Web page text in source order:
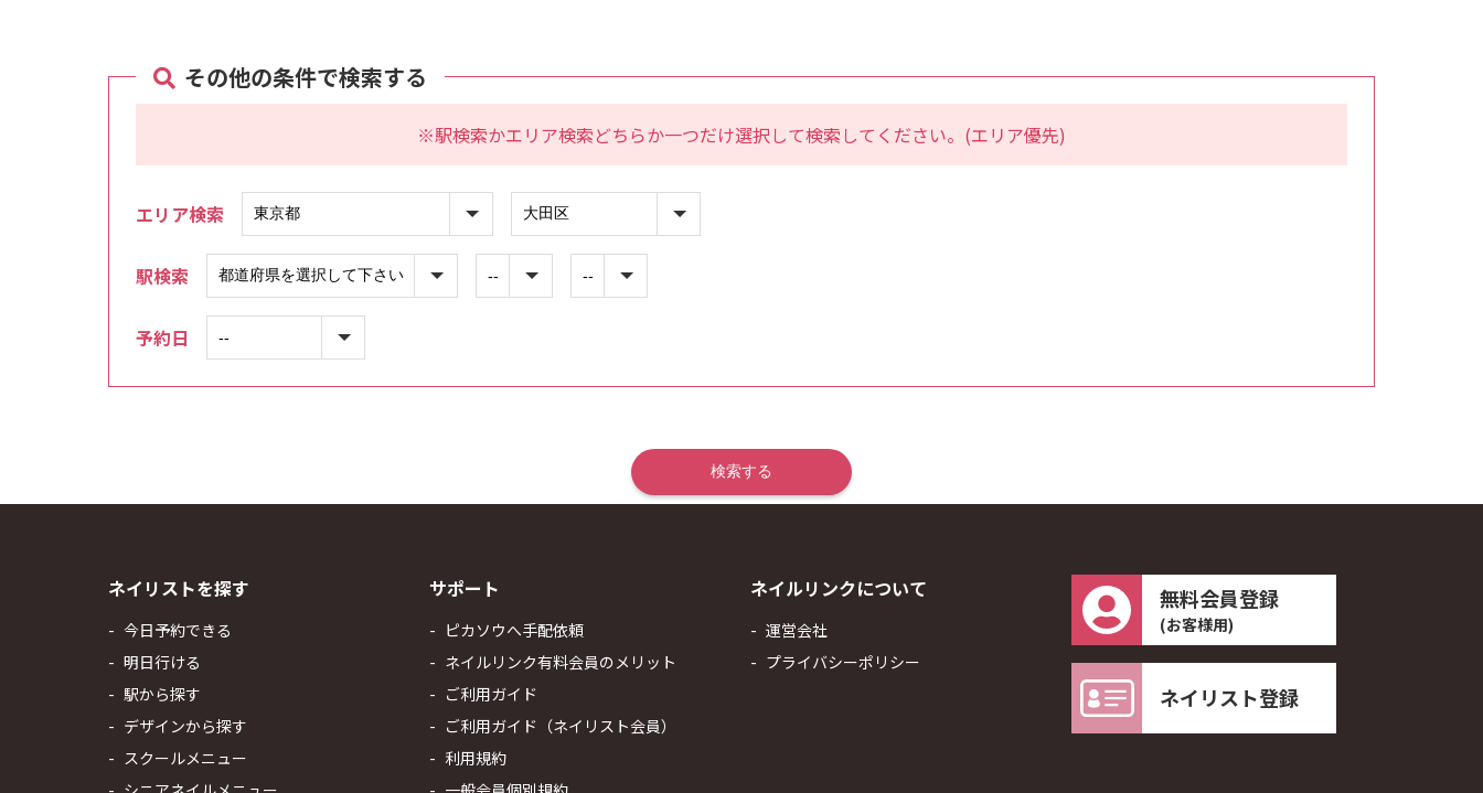
その他の条件で検索する
※駅検索かエリア検索どちらか一つだけ選択して検索してください。(エリア優先)
エリア検索
駅検索
予約日
ネイリストを探す
今日予約できる
明日行ける
駅から探す
デザインから探す
スクールメニュー
サポート
ピカソウへ手配依頼
ネイルリンク有料会員のメリット
ご利用ガイド
ご利用ガイド（ネイリスト会員）
利用規約
ネイルリンクについて
運営会社
プライバシーポリシー
無料会員登録
(お客様用)
ネイリスト登録